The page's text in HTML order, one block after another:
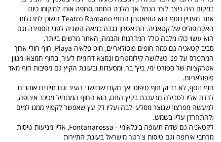
במקום היה ניצב לצד הנמל אך הלבה החמה סחפה אותו למיקומו כיום.
אתר מעניין נוסף הוא התיאטרון הרומי Teatro Romano השוכן למרגלות
האקרופוליס של קטאניה. התיאטרון נבנה במאה השניה לפני הספירה וגם
הוא עשוי כולו מלבה כולל המדרגות והבמה, האתר מרשים ביותר.
סביב קטאניה גם כמה חופים פופולאריים, חופ פלאיה Playa, חוף חולי ארוך
המתפרס על פני כשלושה קילומטרים ונמצא דרומית לעיר, בחוף תמצאו מגוון
אטרקציות של ספורט ימי, ביץ' בר, ומסעדות ובעונת הקיץ גם מסיבות חוף מאד
פופולאריות.
חוף נוסף, לא בדיוק חוף טיפוסי אך מקום שתושבי העיר וגם תיירים אוהבים
לרדת אליו לטבילה מרעננת בקיץ החם, הוא החוף המתחיל מכיכר אירופה,
למעשה מפרצון שנוצר מסלעי לבה ועליו דק עץ שאפשר לקפוץ ממנו למים
ולהתחרדן עליו בשמש.
לקטאניה גם שדה תעופה בינלאומי - Fontanarossa, אליו מגיעות טיסות
מרחבי אירופה וגם טיסות צ'רטר מישראל בעונת התיירות